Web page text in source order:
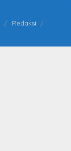
Redaksi